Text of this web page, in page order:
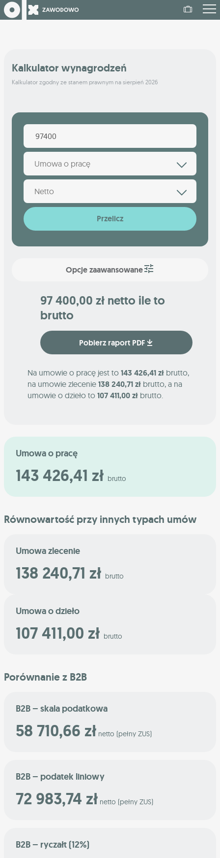
Kalkulator wynagrodzeń
Kalkulator zgodny ze stanem prawnym na sierpień 2026
Umowa o pracę
Netto
Przelicz
Opcje zaawansowane
97 400,00 zł netto ile to
brutto
Pobierz raport PDF
Na umowie o pracę jest to 143 426,41 zł brutto,
na umowie zlecenie 138 240,71 zł brutto, a na
umowie o dzieło to 107 411,00 zł brutto.
Umowa o pracę
143 426,41 zł brutto
Równowartość przy innych typach umów
Umowa zlecenie
138 240,71 zł brutto
Umowa o dzieło
107 411,00 zł brutto
Porównanie z B2B
B2B – skala podatkowa
58 710,66 zł netto (pełny ZUS)
B2B – podatek liniowy
72 983,74 zł netto (pełny ZUS)
B2B – ryczałt (12%)